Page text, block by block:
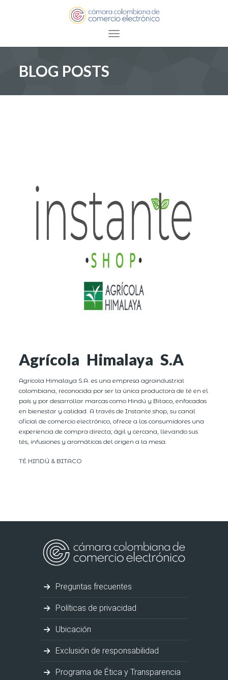
Toggle navigation
BLOG POSTS
Agrícola Himalaya S.A
Agrícola Himalaya S.A. es una empresa agroindustrial
colombiana, reconocida por ser la única productora de té en el
país y por desarrollar marcas como Hindú y Bitaco, enfocadas
en bienestar y calidad. A través de Instante.shop, su canal
oficial de comercio electrónico, ofrece a los consumidores una
experiencia de compra directa, ágil y cercana, llevando sus
tés, infusiones y aromáticas del origen a la mesa.
TÉ HINDÚ & BITACO
Preguntas frecuentes
Políticas de privacidad
Ubicación
Exclusión de responsabilidad
Programa de Ética y Transparencia